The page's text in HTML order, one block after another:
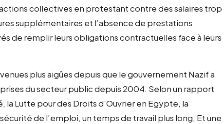
collectives en protestant contre des salaires trop
supplémentaires et l’absence de prestations
de remplir leurs obligations contractuelles face à leurs
plus aigûes depuis que le gouvernement Nazif a
du secteur public depuis 2004. Selon un rapport
Lutte pour des Droits d’Ouvrier en Egypte, la
de l’emploi, un temps de travail plus long, Et une